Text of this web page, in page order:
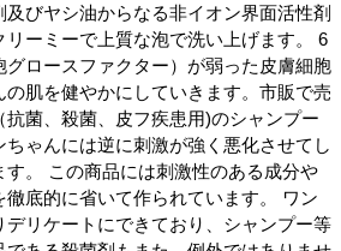
びヤシ油からなる非イオン界面活性剤
リーミーで上質な泡で洗い上げます。 6
ロースファクター）が弱った皮膚細胞
の肌を健やかにしていきます。市販で売
抗菌、殺菌、皮フ疾患用)のシャンプー
ゃんには逆に刺激が強く悪化させてし
す。 この商品には刺激性のある成分や
底的に省いて作られています。 ワン
デリケートにできており、シャンプー等